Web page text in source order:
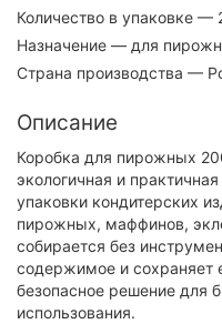
Количество в упаковке —
Назначение — для
Страна производства —
Описание
Коробка для пирожных
экологичная и
упаковки кондитерских
пирожных, маффинов,
собирается без
содержимое и сохраняет
безопасное решение для
использования.